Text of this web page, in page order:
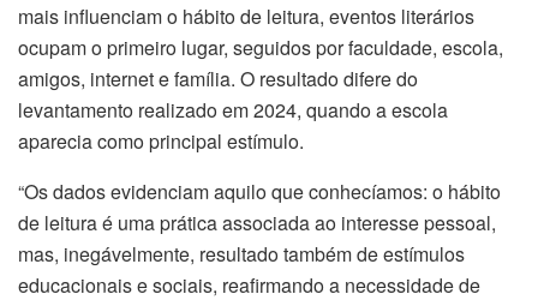
mais influenciam o hábito de leitura, eventos literários
ocupam o primeiro lugar, seguidos por faculdade, escola,
amigos, internet e família. O resultado difere do
levantamento realizado em 2024, quando a escola
aparecia como principal estímulo.
“Os dados evidenciam aquilo que conhecíamos: o hábito
de leitura é uma prática associada ao interesse pessoal,
mas, inegávelmente, resultado também de estímulos
educacionais e sociais, reafirmando a necessidade de